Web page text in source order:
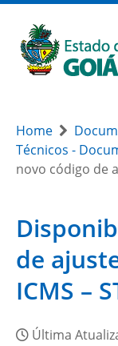
Home
Técnicos -
novo código de
de
ICMS –
Última